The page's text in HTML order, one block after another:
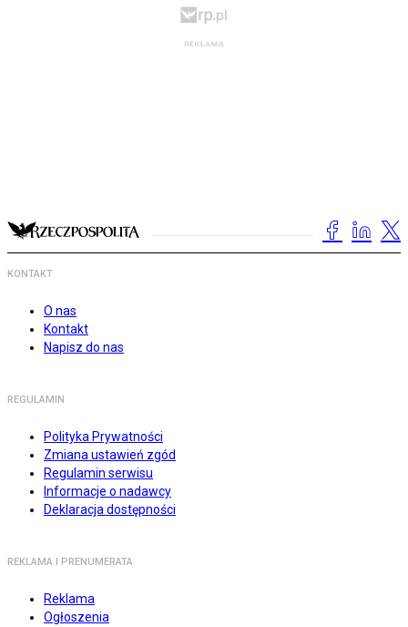
KONTAKT
O nas
Kontakt
Napisz do nas
REGULAMIN
Polityka Prywatności
Zmiana ustawień zgód
Regulamin serwisu
Informacje o nadawcy
Deklaracja dostępności
REKLAMA I PRENUMERATA
Reklama
Ogłoszenia